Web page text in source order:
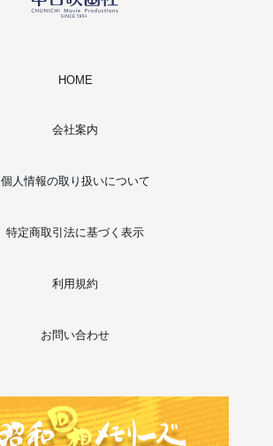
HOME
会社案内
個人情報の取り扱いについて
特定商取引法に基づく表示
利用規約
お問い合わせ